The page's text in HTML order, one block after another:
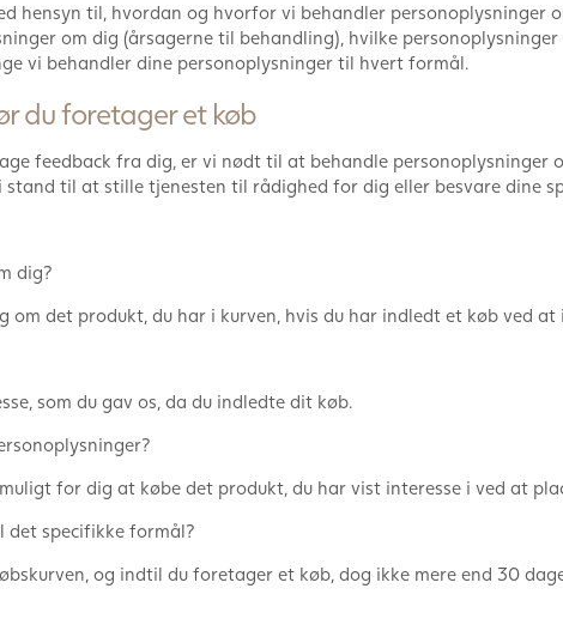
hensyn til, hvordan og hvorfor vi behandler personoplysninger
om dig (årsagerne til behandling), hvilke
vi behandler dine personoplysninger til hvert formål.
du foretager et køb
feedback fra dig, er vi nødt til at behandle personoplysninger
til at stille tjenesten til rådighed for dig eller besvare dine
dig?
det produkt, du har i kurven, hvis du har indledt et køb ved
som du gav os, da du indledte dit køb.
for dig at købe det produkt, du har vist interesse i ved at
det specifikke formål?
og indtil du foretager et køb, dog ikke mere end 30